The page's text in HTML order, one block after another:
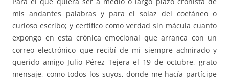
mis andantes palabras y para el solaz del coetáneo o
curioso escribo; y certifico como verdad sin mácula cuanto
expongo en esta crónica emocional que arranca con un
correo electrónico que recibí de mi siempre admirado y
querido amigo Julio Pérez Tejera el 19 de octubre, grato
mensaje, como todos los suyos, donde me hacía partícipe